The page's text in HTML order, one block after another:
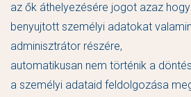
az ők áthelyezésére jogot azaz
benyujtott személyi adatokat
adminisztrátor részére,
automatikusan nem történik a
a személyi adataid feldolgozása